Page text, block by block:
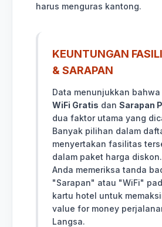
harus menguras kantong.
KEUNTUNGAN
& SARAPAN
Data menunjukkan
WiFi Gratis dan Sarapan
dua faktor utama yang
Banyak pilihan dalam
menyertakan fasilitas
dalam paket harga
Anda memeriksa tanda
"Sarapan" atau "WiFi"
kartu hotel untuk
value for money
Langsa.